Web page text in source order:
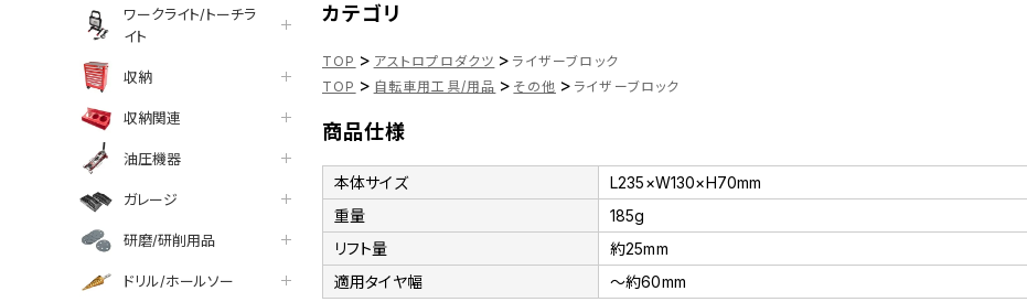
ワークライト/トーチラ
イト
収納
収納関連
油圧機器
ガレージ
研磨/研削用品
ドリル/ホールソー
カテゴリ
TOP > アストロプロダクツ > ライザーブロック
TOP > 自転車用工具/用品 > その他 > ライザーブロック
商品仕様
本体サイズ
L235×W130×H70mm
重量
185g
リフト量
約25mm
適用タイヤ幅
～約60mm